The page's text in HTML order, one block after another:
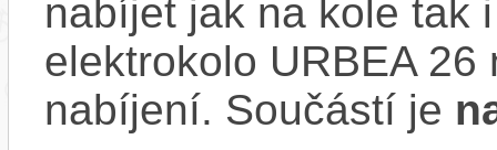
nabíjet jak na kole tak
elektrokolo URBEA
nabíjení. Součástí je